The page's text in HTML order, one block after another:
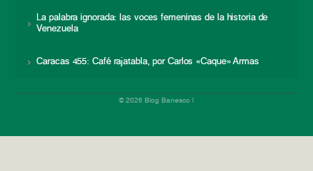
La palabra ignorada: las voces femeninas de la historia de
Venezuela
Caracas 455: Café rajatabla, por Carlos «Caque» Armas
© 2026 Blog Banesco |